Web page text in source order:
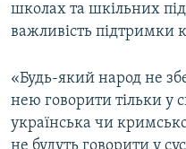
школах та шкільних
важливість підтримки
«Будь-який народ не
нею говорити тільки у
українська чи